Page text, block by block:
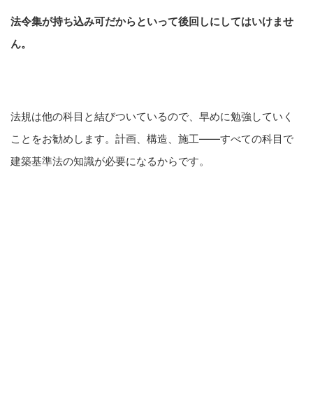
法令集が持ち込み可だからといって後回しにしてはいけませ
ん。
法規は他の科目と結びついているので、早めに勉強していく
ことをお勧めします。計画、構造、施工――すべての科目で
建築基準法の知識が必要になるからです。